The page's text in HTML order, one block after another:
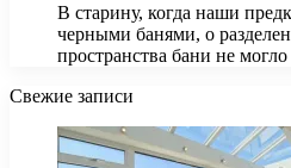
В старину, когда наши
черными банями, о
пространства бани не
Свежие записи